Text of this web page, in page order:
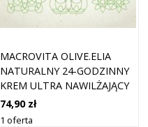
MACROVITA OLIVE.ELIA
NATURALNY 24-GODZINNY
KREM ULTRA NAWILŻAJĄCY
Z BIO-OLIWĄ I ALOESEM
50ML
74,90 zł
1 oferta